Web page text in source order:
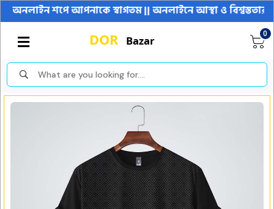
শপে আপনাকে স্বাগতম || অনলাইনে আস্থা ও বিশ্বস্ততার সাথে
0